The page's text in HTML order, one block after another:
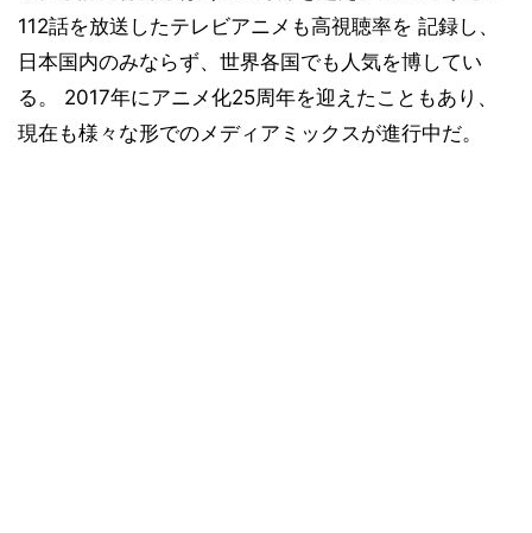
112話を放送したテレビアニメも高視聴率を 記録し、
日本国内のみならず、世界各国でも人気を博してい
る。 2017年にアニメ化25周年を迎えたこともあり、
現在も様々な形でのメディアミックスが進行中だ。